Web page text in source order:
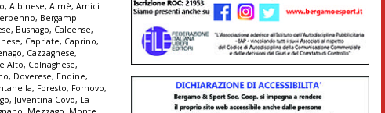
,Albinese,Almè,Amici
, Bergamp
, Busnago, Calcense,
, Capriate, Caprino,
, Cazzaghese,
Alto, Colnaghese,
, Doverese, Endine,
, Foresto, Fornovo,
, Juventina Covo, La